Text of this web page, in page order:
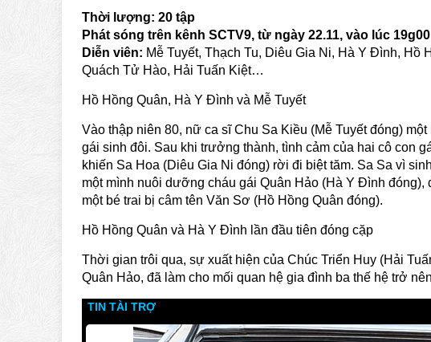
Thời lượng: 20 tập
Phát sóng trên kênh SCTV9, từ ngày 22.11, vào lúc 19g00
Diễn viên: Mễ Tuyết, Thạch Tu, Diêu Gia Ni, Hà Y Đình, Hồ
Quách Tử Hào, Hải Tuấn Kiệt…
Hồ Hồng Quân, Hà Y Đình và Mễ Tuyết
Vào thập niên 80, nữ ca sĩ Chu Sa Kiều (Mễ Tuyết đóng)
gái sinh đôi. Sau khi trưởng thành, tình cảm của hai cô con
khiến Sa Hoa (Diêu Gia Ni đóng) rời đi biệt tăm. Sa Sa vì
một mình nuôi dưỡng cháu gái Quân Hảo (Hà Y Đình đóng),
một bé trai bị câm tên Văn Sơ (Hồ Hồng Quân đóng).
Hồ Hồng Quân và Hà Y Đình lần đầu tiên đóng cặp
Thời gian trôi qua, sự xuất hiện của Chúc Triển Huy (Hải
Quân Hảo, đã làm cho mối quan hệ gia đình ba thế hệ trở